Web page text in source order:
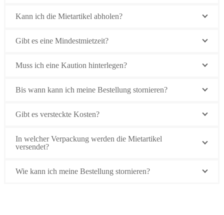
Kann ich die Mietartikel abholen?
Gibt es eine Mindestmietzeit?
Muss ich eine Kaution hinterlegen?
Bis wann kann ich meine Bestellung stornieren?
Gibt es versteckte Kosten?
In welcher Verpackung werden die Mietartikel
versendet?
Wie kann ich meine Bestellung stornieren?